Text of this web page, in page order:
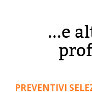
...e
PREVENTIVI